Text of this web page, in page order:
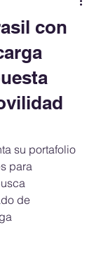
con
su portafolio
para
de